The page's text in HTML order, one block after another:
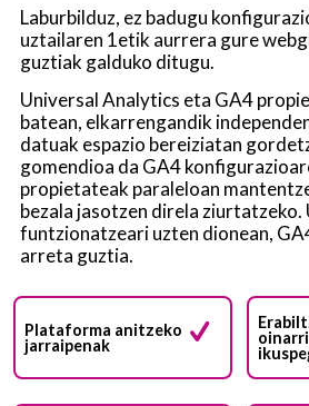
Laburbilduz, ez badugu
uztailaren 1etik aurrera gure
guztiak galduko ditugu.
Universal Analytics eta GA4
batean, elkarrengandik
datuak espazio bereiziatan
gomendioa da GA4
propietateak paraleloan
bezala jasotzen direla
funtzionatzeari uzten dionean,
arreta guztia.
Plataforma anitzeko
jarraipenak